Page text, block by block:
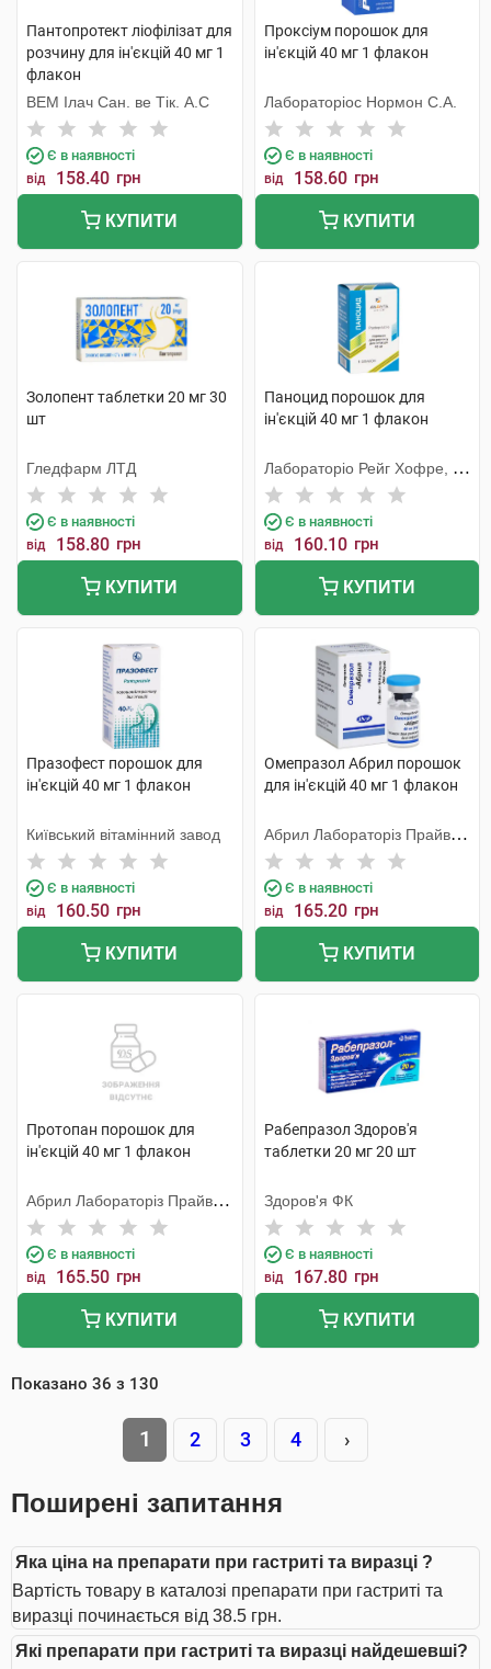
Пантопротект ліофілізат для
розчину для ін'єкцій 40 мг 1
флакон
ВЕМ Ілач Сан. ве Тік. А.С
Є в наявності
від 158.40 грн
КУПИТИ
Проксіум порошок для
ін'єкцій 40 мг 1 флакон
Лабораторіос Нормон С.А.
Є в наявності
від 158.60 грн
КУПИТИ
Золопент таблетки 20 мг 30
шт
Гледфарм ЛТД
Є в наявності
від 158.80 грн
КУПИТИ
Паноцид порошок для
ін'єкцій 40 мг 1 флакон
Лабораторіо Рейг Хофре, С.
А.
Є в наявності
від 160.10 грн
КУПИТИ
Празофест порошок для
ін'єкцій 40 мг 1 флакон
Київський вітамінний завод
Є в наявності
від 160.50 грн
КУПИТИ
Омепразол Абрил порошок
для ін'єкцій 40 мг 1 флакон
Абрил Лабораторіз Прайвет
Лімітед
Є в наявності
від 165.20 грн
КУПИТИ
Протопан порошок для
ін'єкцій 40 мг 1 флакон
Абрил Лабораторіз Прайвет
Лімітед
Є в наявності
від 165.50 грн
КУПИТИ
Рабепразол Здоров'я
таблетки 20 мг 20 шт
Здоров'я ФК
Є в наявності
від 167.80 грн
КУПИТИ
Показано 36 з 130
1 2 3 4 ›
Поширені запитання
Яка ціна на препарати при гастриті та виразці ?
Вартість товару в каталозі препарати при гастриті та
виразці починається від 38.5 грн.
Які препарати при гастриті та виразці найдешевші?